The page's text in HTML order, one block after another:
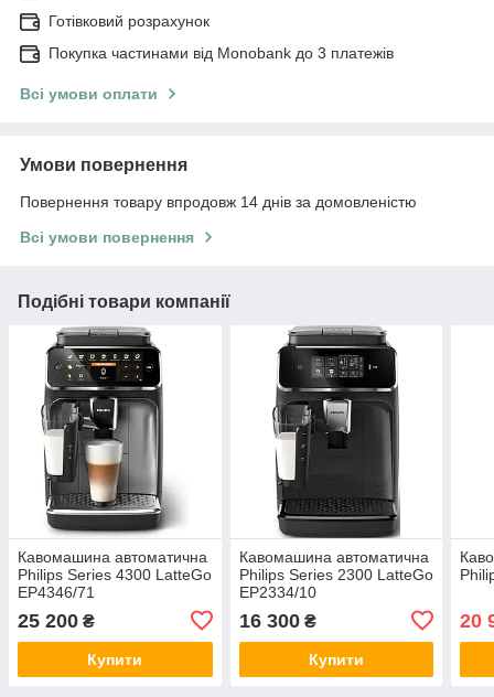
Готівковий розрахунок
Покупка частинами від Monobank до 3 платежів
Всі умови оплати
Умови повернення
Повернення товару впродовж 14 днів за домовленістю
Всі умови повернення
Подібні товари компанії
Кавомашина автоматична
Philips Series 4300 LatteGo
EP4346/71
25 200 ₴
Купити
Кавомашина автоматична
Philips Series 2300 LatteGo
EP2334/10
16 300₴
Купити
20